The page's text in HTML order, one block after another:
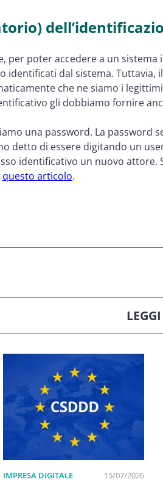
per poter accedere a un sistema
identificati dal sistema. Tuttavia,
che ne siamo i
gli dobbiamo fornire
una password. La password
detto di essere digitando un
identificativo un nuovo attore.
questo articolo.
IMPRESA DIGITALE 15/07/2026